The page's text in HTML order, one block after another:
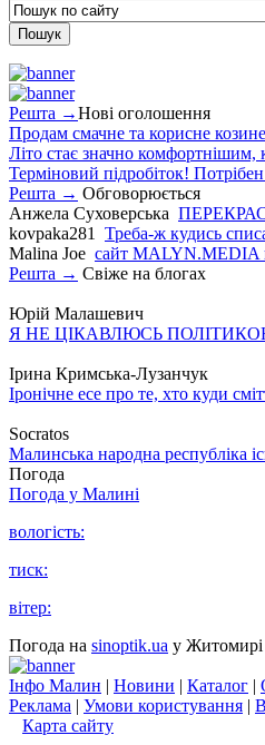
Решта →Нові оголошення
Продам смачне та корисне
Літо стає значно
Терміновий підробіток!
Решта → Обговорюється
Анжела Суховерська
kovpaka281
Треба-ж кудись
Malina Joe сайт MALYN.MEDIA
Решта → Свіже на блогах
Юрій Малашевич
Я НЕ ЦІКАВЛЮСЬ
Ірина Кримська-Лузанчук
Іронічне есе про те, хто куди
Socratos
Малинська народна республіка
Погода
Погода у Малині
вологість:
тиск:
вітер:
Погода на sinoptik.ua у Житомирі
Інфо Малин | Новини | Каталог |
Реклама | Умови користування |
Карта сайту